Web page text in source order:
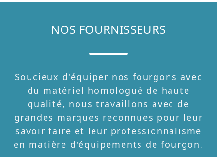
NOS FOURNISSEURS
Soucieux d'équiper nos fourgons avec
du matériel homologué de haute
qualité, nous travaillons avec de
grandes marques reconnues pour leur
savoir faire et leur professionnalisme
en matière d'équipements de fourgon.